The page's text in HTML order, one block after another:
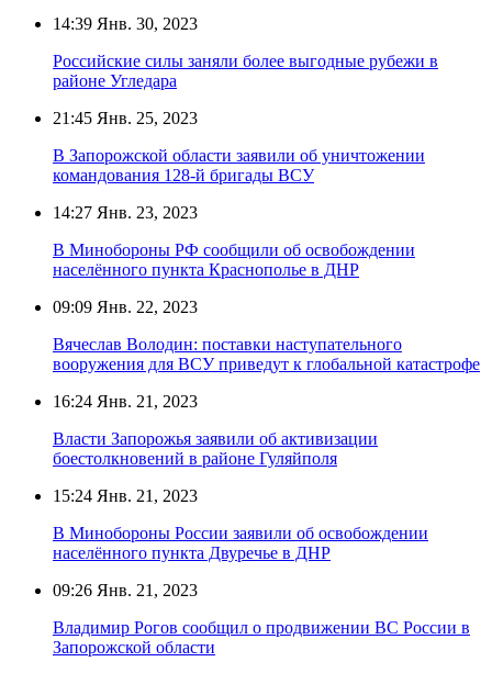
14:39 Янв. 30, 2023
Российские силы заняли более выгодные рубежи в
районе Угледара
21:45 Янв. 25, 2023
В Запорожской области заявили об уничтожении
командования 128-й бригады ВСУ
14:27 Янв. 23, 2023
В Минобороны РФ сообщили об освобождении
населённого пункта Краснополье в ДНР
09:09 Янв. 22, 2023
Вячеслав Володин: поставки наступательного
вооружения для ВСУ приведут к глобальной катастрофе
16:24 Янв. 21, 2023
Власти Запорожья заявили об активизации
боестолкновений в районе Гуляйполя
15:24 Янв. 21, 2023
В Минобороны России заявили об освобождении
населённого пункта Двуречье в ДНР
09:26 Янв. 21, 2023
Владимир Рогов сообщил о продвижении ВС России в
Запорожской области